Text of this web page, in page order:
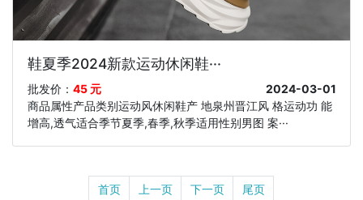
鞋夏季2024新款运动休闲鞋···
批发价： 45 元
2024-03-01
商品属性产品类别运动风休闲鞋产 地泉州晋江风 格运动功 能
增高,透气适合季节夏季,春季,秋季适用性别男图 案···
首页 上一页 下一页 尾页